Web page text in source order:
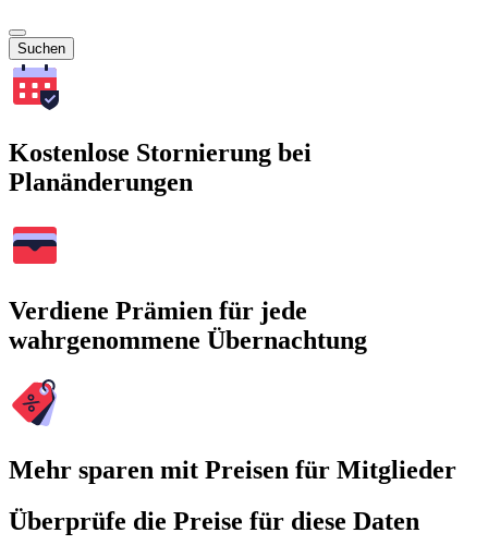
Suchen
Kostenlose Stornierung bei
Planänderungen
Verdiene Prämien für jede
wahrgenommene Übernachtung
Mehr sparen mit Preisen für Mitglieder
Überprüfe die Preise für diese Daten